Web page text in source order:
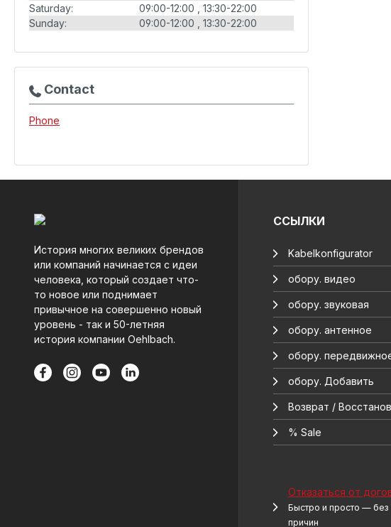
Saturday:
09:00-12:00
13:30-22:00
Sunday:
09:00-12:00 13:30-22:00
Contact
Phone
История многих великих брендов
или компаний начинается с идеи
человека, который создает что-
то новое или поднимает
привычное на совершенно новый
уровень - так и 50-летняя
история компании Oehlbach.
ССЫЛКИ
Kabelkonfigurator
обору. видео
обору. звуковая
обору. антенное
обору.
обору. Добавить
Возврат /
% Sale
Отказаться от
Быстро и просто — без
причин